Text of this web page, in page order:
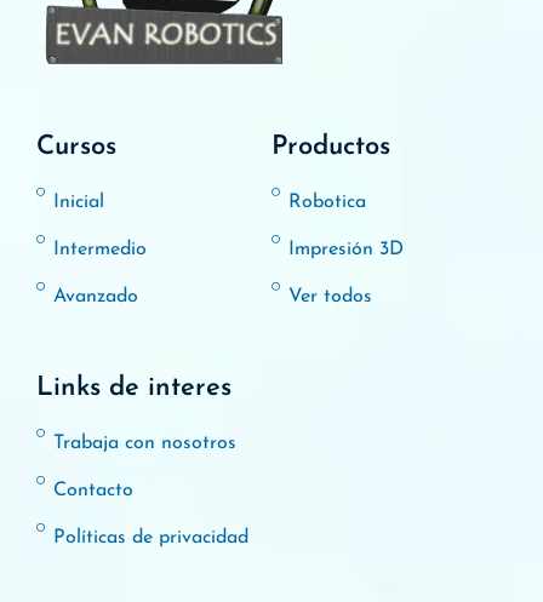
Cursos
Inicial
Intermedio
Avanzado
Productos
Robotica
Impresión 3D
Ver todos
Links de interes
Trabaja con nosotros
Contacto
Políticas de privacidad